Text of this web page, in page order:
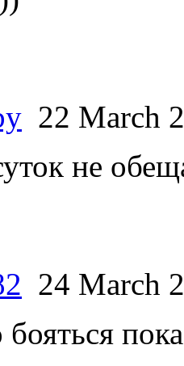
22 March
не
24 March
бояться